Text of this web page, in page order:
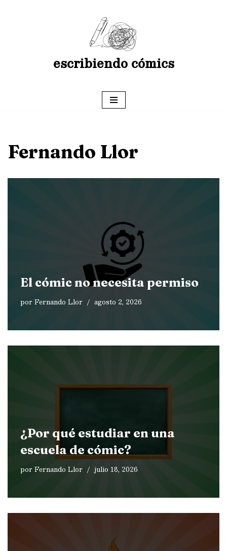
escribiendo cómics
Fernando Llor
El cómic no necesita permiso
porFernando Llor agosto 2, 2026
¿Por qué estudiar en una
escuela de cómic?
porFernando Llor julio 18, 2026